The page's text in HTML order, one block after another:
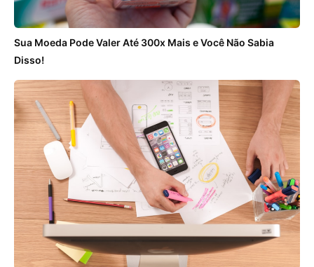
Sua Moeda Pode Valer Até 300x Mais e Você Não Sabia
Disso!